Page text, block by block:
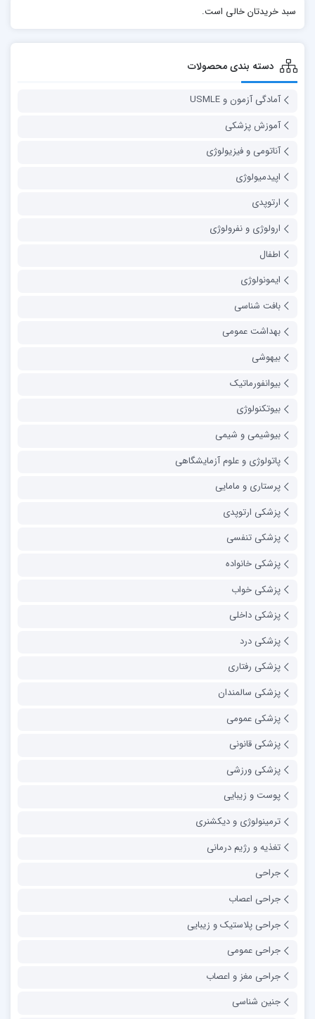
سبد خریدتان خالی است.
دسته بندی محصولات
آمادگی آزمون و USMLE
آموزش پزشکی
آناتومی و فیزیولوژی
اپیدمیولوژی
ارتوپدی
ارولوژی و نفرولوژی
اطفال
ایمونولوژی
بافت شناسی
بهداشت عمومی
بیهوشی
بیوانفورماتیک
بیوتکنولوژی
بیوشیمی و شیمی
پاتولوژی و علوم آزمایشگاهی
پرستاری و مامایی
پزشکی ارتوپدی
پزشکی تنفسی
پزشکی خانواده
پزشکی خواب
پزشکی داخلی
پزشکی درد
پزشکی رفتاری
پزشکی سالمندان
پزشکی عمومی
پزشکی قانونی
پزشکی ورزشی
پوست و زیبایی
ترمینولوژی و دیکشنری
تغذیه و رژیم درمانی
جراحی
جراحی اعصاب
جراحی پلاستیک و زیبایی
جراحی عمومی
جراحی مغز و اعصاب
جنین شناسی